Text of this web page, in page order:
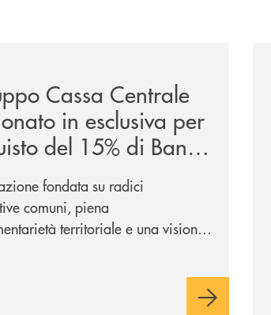
Cassa Centrale
in esclusiva per
del 15% di Banca
1884
fondata su radici
comuni, piena
territoriale e una visione